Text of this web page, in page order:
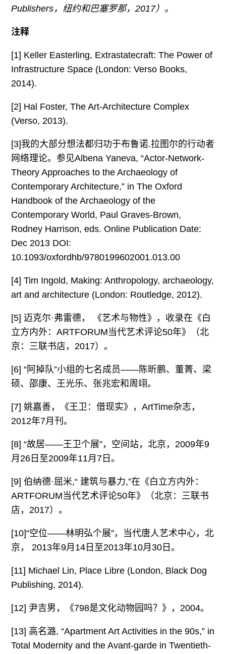
Publishers，纽约和巴塞罗那，2017）。
注释
[1] Keller Easterling, Extrastatecraft: The Power of
Infrastructure Space (London: Verso Books,
2014).
[2] Hal Foster, The Art-Architecture Complex
(Verso, 2013).
[3]我的大部分想法都归功于布鲁诺.拉图尔的行动者
网络理论。参见Albena Yaneva, “Actor-Network-
Theory Approaches to the Archaeology of
Contemporary Architecture,” in The Oxford
Handbook of the Archaeology of the
Contemporary World, Paul Graves-Brown,
Rodney Harrison, eds. Online Publication Date:
Dec 2013 DOI:
10.1093/oxfordhb/9780199602001.013.00
[4] Tim Ingold, Making: Anthropology, archaeology,
art and architecture (London: Routledge, 2012).
[5] 迈克尔·弗雷德， 《艺术与物性》，收录在《白
立方内外：ARTFORUM当代艺术评论50年》（北
京：三联书店，2017）。
[6] “阿掉队”小组的七名成员——陈昕鹏、董菁、梁
硕、邵康、王光乐、张兆宏和周翊。
[7] 姚嘉善，《王卫：借现实》，ArtTime杂志，
2012年7月刊。
[8] “故居——王卫个展”，空间站，北京，2009年9
月26日至2009年11月7日。
[9] 伯纳德·屈米,“ 建筑与暴力,”在《白立方内外：
ARTFORUM当代艺术评论50年》（北京：三联书
店，2017）。
[10]“空位——林明弘个展”，当代唐人艺术中心，北
京， 2013年9月14日至2013年10月30日。
[11] Michael Lin, Place Libre (London, Black Dog
Publishing, 2014).
[12] 尹吉男，《798是文化动物园吗？》，2004。
[13] 高名潞, “Apartment Art Activities in the 90s,” in
Total Modernity and the Avant-garde in Twentieth-